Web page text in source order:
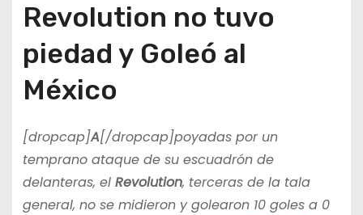
Revolution no tuvo
piedad y Goleó al
México
[dropcap]A[/dropcap]poyadas por un
temprano ataque de su escuadrón de
delanteras, el Revolution, terceras de la tala
general, no se midieron y golearon 10 goles a 0